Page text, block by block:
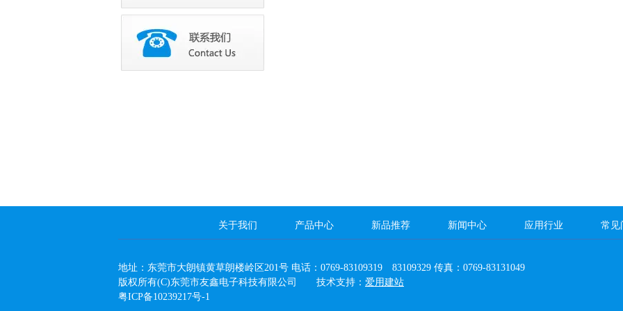
关于我们 产品中心 新品推荐 新闻中心 应用行业 常见
地址：东莞市大朗镇黄草朗楼岭区201号 电话：0769-83109319 83109329 传真：0769-83131049
版权所有(C)东莞市友鑫电子科技有限公司 技术支持： 爱用建站
粤ICP备10239217号-1